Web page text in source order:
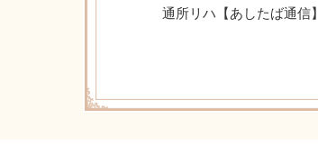
通所リハ【あしたば通信】